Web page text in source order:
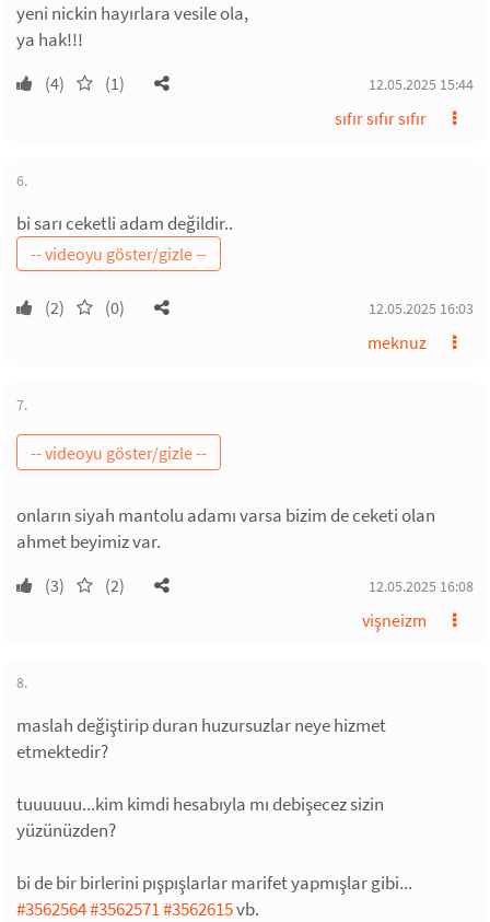
yeni nickin hayırlara vesile ola,
ya hak!!!
(4) (1) 12.05.2025 15:44
sıfır sıfır sıfır
6.
bi sarı ceketli adam değildir..
(2) (0) 12.05.2025 16:03
meknuz
7.
onların siyah mantolu adamı varsa bizim de ceketi olan
ahmet beyimiz var.
(3) (2) 12.05.2025 16:08
vişneizm
8.
maslah değiştirip duran huzursuzlar neye hizmet
etmektedir?
tuuuuuu...kim kimdi hesabıyla mı debişecez sizin
yüzünüzden?
bi de bir birlerini pışpışlarlar marifet yapmışlar gibi...
#3562564#3562571#3562615vb.